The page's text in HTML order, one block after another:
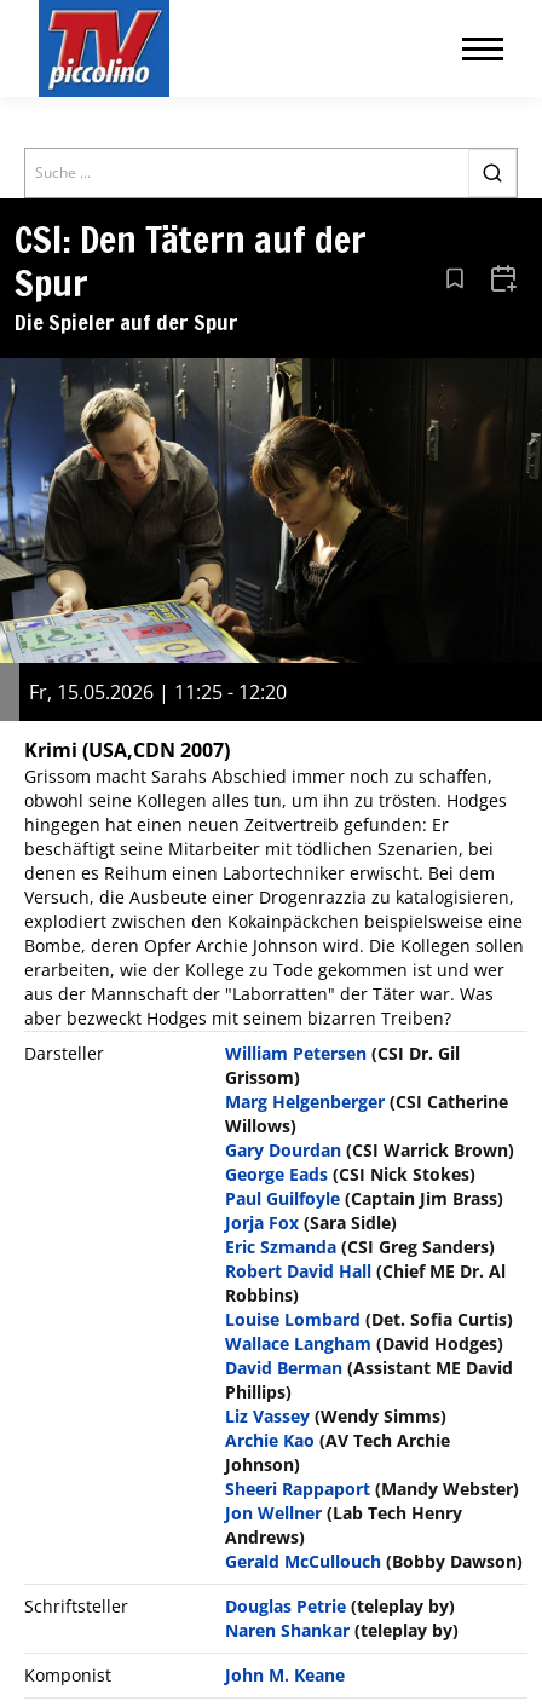
Search
CSI: Den Tätern auf der
Spur
Die Spieler auf der Spur
Aus den
Fr, 15.05.2026 | 11:25 - 12:20
Krimi (USA,CDN 2007)
Grissom macht Sarahs Abschied immer noch zu schaffen,
obwohl seine Kollegen alles tun, um ihn zu trösten. Hodges
hingegen hat einen neuen Zeitvertreib gefunden: Er
beschäftigt seine Mitarbeiter mit tödlichen Szenarien, bei
denen es Reihum einen Labortechniker erwischt. Bei dem
Versuch, die Ausbeute einer Drogenrazzia zu katalogisieren,
explodiert zwischen den Kokainpäckchen beispielsweise eine
Bombe, deren Opfer Archie Johnson wird. Die Kollegen sollen
erarbeiten, wie der Kollege zu Tode gekommen ist und wer
aus der Mannschaft der "Laborratten" der Täter war. Was
aber bezweckt Hodges mit seinem bizarren Treiben?
Darsteller
William Petersen (CSI Dr. Gil
Grissom)
Marg Helgenberger (CSI Catherine
Willows)
Gary Dourdan (CSI Warrick Brown)
George Eads (CSI Nick Stokes)
Paul Guilfoyle (Captain Jim Brass)
Jorja Fox (Sara Sidle)
Eric Szmanda (CSI Greg Sanders)
Robert David Hall (Chief ME Dr. Al
Robbins)
Louise Lombard (Det. Sofia Curtis)
Wallace Langham (David Hodges)
David Berman (Assistant ME David
Phillips)
Liz Vassey (Wendy Simms)
Archie Kao (AV Tech Archie
Johnson)
Sheeri Rappaport (Mandy Webster)
Jon Wellner (Lab Tech Henry
Andrews)
Gerald McCullouch (Bobby Dawson)
Schriftsteller
Douglas Petrie (teleplay by)
Naren Shankar (teleplay by)
Komponist
John M. Keane